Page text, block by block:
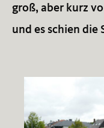
groß, aber kurz
und es schien die